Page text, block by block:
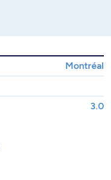
Montréal
3.0